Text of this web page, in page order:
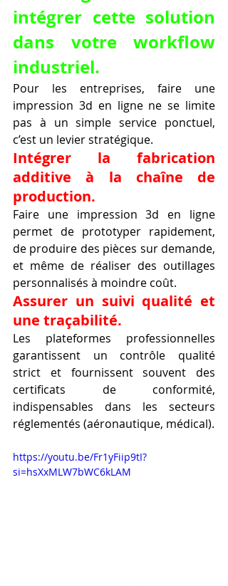
intégrer cette solution
dans votre workflow
industriel.
Pour les entreprises, faire une
impression 3d en ligne ne se limite
pas à un simple service ponctuel,
c’est un levier stratégique.
Intégrer la fabrication
additive à la chaîne de
production.
Faire une impression 3d en ligne
permet de prototyper rapidement,
de produire des pièces sur demande,
et même de réaliser des outillages
personnalisés à moindre coût.
Assurer un suivi qualité et
une traçabilité.
Les plateformes professionnelles
garantissent un contrôle qualité
strict et fournissent souvent des
certificats de conformité,
indispensables dans les secteurs
réglementés (aéronautique, médical).
https://youtu.be/Fr1yFiip9tI?
si=hsXxMLW7bWC6kLAM